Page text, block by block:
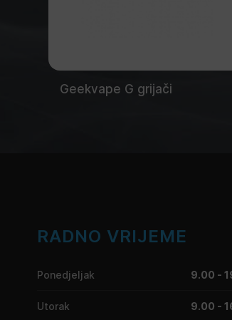
Geekvape G grijači
RADNO VRIJEME
Ponedjeljak 9.00 -
Utorak 9.00 -